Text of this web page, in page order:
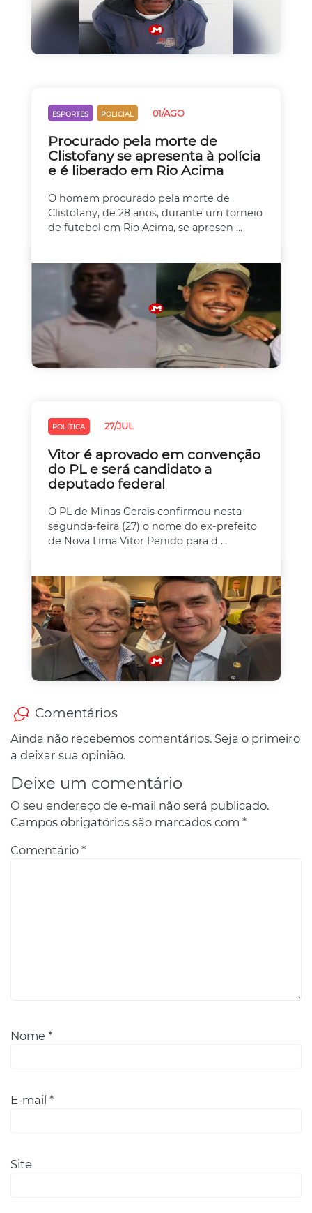
ESPORTES POLICIAL 01/AGO
Procurado pela morte de
Clistofany se apresenta à polícia
e é liberado em Rio Acima
O homem procurado pela morte de
Clistofany, de 28 anos, durante um torneio
de futebol em Rio Acima, se apresen ...
POLÍTICA 27/JUL
Vitor é aprovado em convenção
do PL e será candidato a
deputado federal
O PL de Minas Gerais confirmou nesta
segunda-feira (27) o nome do ex-prefeito
de Nova Lima Vitor Penido para d ...
Comentários
Ainda não recebemos comentários. Seja o primeiro
a deixar sua opinião.
Deixe um comentário
O seu endereço de e-mail não será publicado.
Campos obrigatórios são marcados com *
Comentário *
Nome *
E-mail *
Site